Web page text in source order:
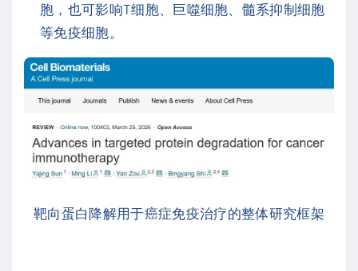
胞，也可影响T细胞、巨噬细胞、髓系抑制细胞
等免疫细胞。
靶向蛋白降解用于癌症免疫治疗的整体研究框架